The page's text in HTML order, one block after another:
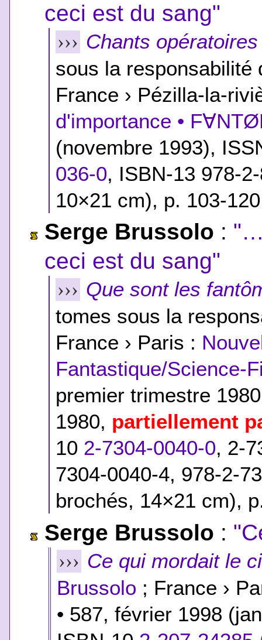
ceci est du sang"
››› Chants opératoires
sous la
France › Pézilla-la-
d'importance •
(novembre 1993),
036-0, ISBN-13 978-
10×21 cm), p. 103-
Serge Brussolo :
ceci est du sang"
››› Que sont les
tomes sous la
France › Paris :
Fantastique/Science-
premier trimestre
1980, partiellement
10 2-7304-0040-0, 2-
7304-0040-4, 978-2-
brochés, 14×21 cm),
Serge Brussolo :
››› Ce qui mordait le
Brussolo ; France ›
• 587, février 1998